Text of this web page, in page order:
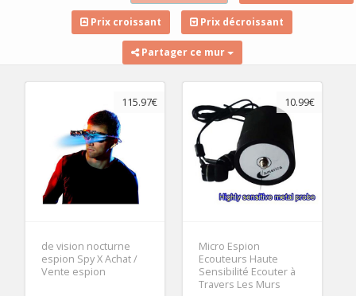
Prix croissant Prix décroissant
Partager ce mur
115.97€
de vision nocturne
espion Spy X Achat /
Vente espion
10.99€
Micro Espion
Ecouteurs Haute
Sensibilité Ecouter à
Travers Les Murs